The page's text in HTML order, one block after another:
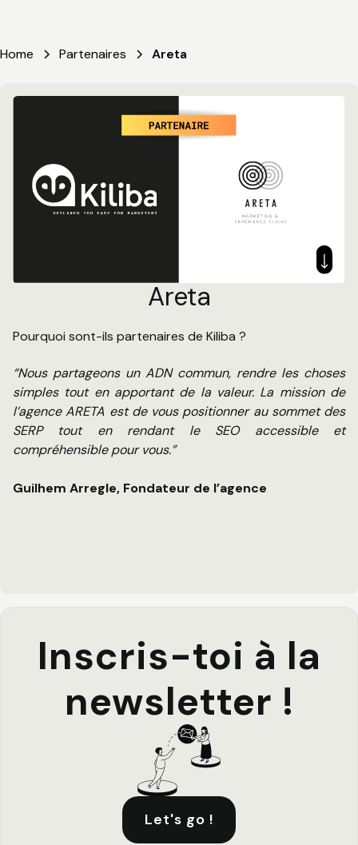
Home Partenaires Areta
Areta
Pourquoi sont-ils partenaires de Kiliba ?
“Nous partageons un ADN commun, rendre les choses
simples tout en apportant de la valeur. La mission de
l’agence ARETA est de vous positionner au sommet des
SERP tout en rendant le SEO accessible et
compréhensible pour vous.”
Guilhem Arregle, Fondateur de l’agence
Inscris-toi à la
newsletter !
Let's go !